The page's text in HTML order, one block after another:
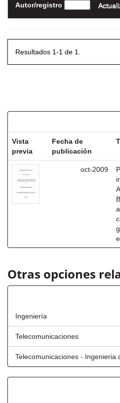
Autor/registro
Resultados 1-1 de 1.
Vista
previa
Fecha de
publicación
oct-2009
Otras opciones
Ingeniería
Telecomunicaciones
Telecomunicaciones - Ingenieria